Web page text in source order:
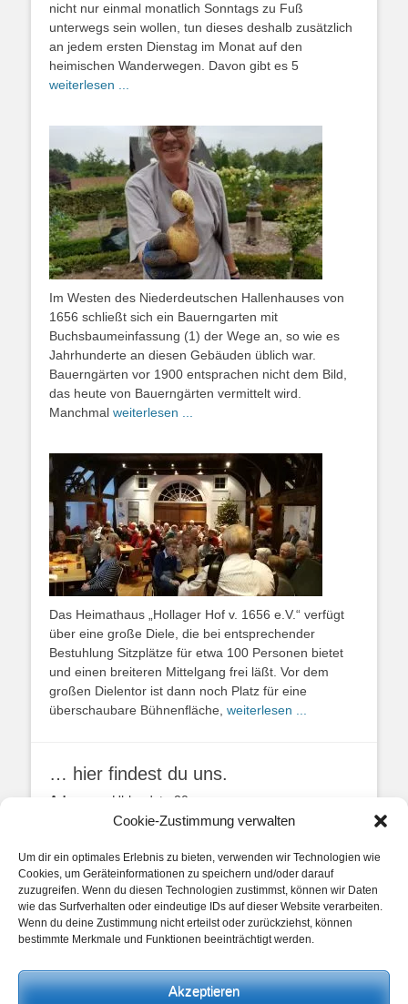
Cookie-Zustimmung verwalten
Um dir ein optimales Erlebnis zu bieten, verwenden wir Technologien wie
Cookies, um Geräteinformationen zu speichern und/oder darauf
zuzugreifen. Wenn du diesen Technologien zustimmst, können wir Daten
wie das Surfverhalten oder eindeutige IDs auf dieser Website verarbeiten.
Wenn du deine Zustimmung nicht erteilst oder zurückziehst, können
bestimmte Merkmale und Funktionen beeinträchtigt werden.
Akzeptieren
nicht nur einmal monatlich Sonntags zu Fuß
unterwegs sein wollen, tun dieses deshalb zusätzlich
an jedem ersten Dienstag im Monat auf den
heimischen Wanderwegen. Davon gibt es 5
weiterlesen ...
Im Westen des Niederdeutschen Hallenhauses von
1656 schließt sich ein Bauerngarten mit
Buchsbaumeinfassung (1) der Wege an, so wie es
Jahrhunderte an diesen Gebäuden üblich war.
Bauerngärten vor 1900 entsprachen nicht dem Bild,
das heute von Bauerngärten vermittelt wird.
Manchmal weiterlesen ...
Das Heimathaus „Hollager Hof v. 1656 e.V.“ verfügt
über eine große Diele, die bei entsprechender
Bestuhlung Sitzplätze für etwa 100 Personen bietet
und einen breiteren Mittelgang frei läßt. Vor dem
großen Dielentor ist dann noch Platz für eine
überschaubare Bühnenfläche, weiterlesen ...
… hier findest du uns.
Adresse: Uhlandstr. 20
49134 Wallenhorst
unsere Posts